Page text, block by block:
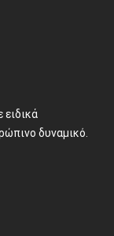
ειδικά
δυναμικό.